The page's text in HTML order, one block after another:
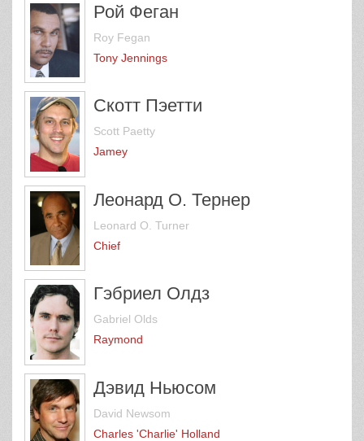
Рой Феган
Roy Fegan
Tony Jennings
Скотт Пэетти
Scott Paetty
Jamey
Леонард О. Тернер
Leonard O. Turner
Chief
Гэбриел Олдз
Gabriel Olds
Raymond
Дэвид Ньюсом
David Newsom
Charles 'Charlie' Holland